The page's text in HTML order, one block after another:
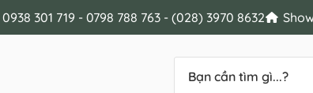
0938 301 719 - 0798 788 763 - (028) 3970 8632